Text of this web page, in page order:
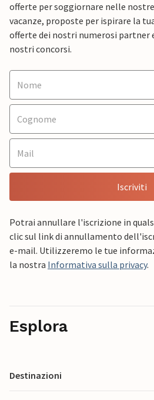
offerte per soggiornare nelle
vacanze, proposte per ispirare la
offerte dei nostri numerosi partner
nostri concorsi.
Iscriviti
Potrai annullare l'iscrizione in
clic sul link di annullamento
e-mail. Utilizzeremo le tue
la nostra Informativa sulla privacy.
Esplora
Destinazioni